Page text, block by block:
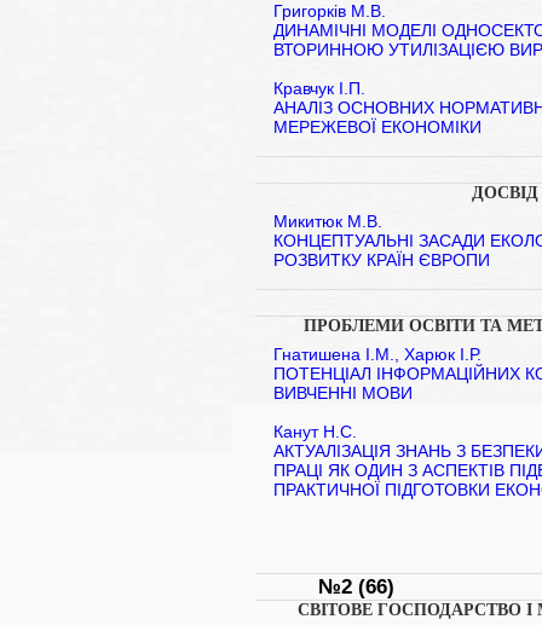
Григорків М.В.
ДИНАМІЧНІ МОДЕЛІ
ВТОРИННОЮ УТИЛІЗАЦІЄЮ
Кравчук І.П.
АНАЛІЗ ОСНОВНИХ
МЕРЕЖЕВОЇ ЕКОНОМІКИ
Микитюк М.В.
КОНЦЕПТУАЛЬНІ ЗАСАДИ
РОЗВИТКУ КРАЇН ЄВРОПИ
ПРОБЛЕМИ ОСВІТИ ТА
Гнатишена І.М., Харюк І.Р.
ПОТЕНЦІАЛ ІНФОРМАЦІЙНИХ
ВИВЧЕННІ МОВИ
Канут Н.С.
АКТУАЛІЗАЦІЯ ЗНАНЬ З
ПРАЦІ ЯК ОДИН З АСПЕКТІВ
ПРАКТИЧНОЇ ПІДГОТОВКИ
№2 (66)
СВІТОВЕ ГОСПОДАРСТВО